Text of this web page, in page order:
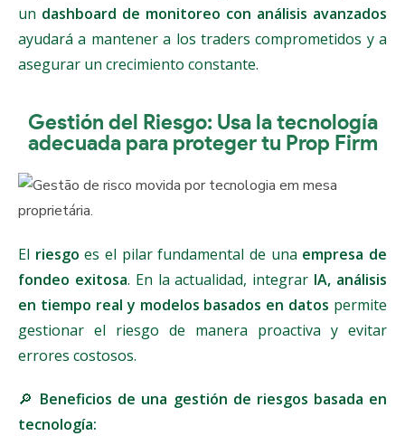
un dashboard de monitoreo con análisis avanzados
ayudará a mantener a los traders comprometidos y a
asegurar un crecimiento constante.
Gestión del Riesgo: Usa la tecnología
adecuada para proteger tu Prop Firm
El riesgo es el pilar fundamental de una empresa de
fondeo exitosa. En la actualidad, integrar IA, análisis
en tiempo real y modelos basados en datos permite
gestionar el riesgo de manera proactiva y evitar
errores costosos.
🔎 Beneficios de una gestión de riesgos basada en
tecnología: